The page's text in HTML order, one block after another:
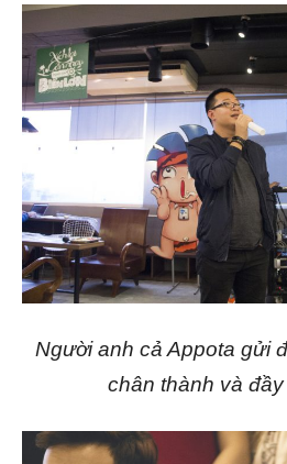
Người anh cả Appota gửi
chân thành và